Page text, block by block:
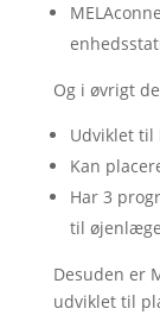
Og i øvrigt
Udviklet
Kan
Har 3
til
Desuden er
udviklet til